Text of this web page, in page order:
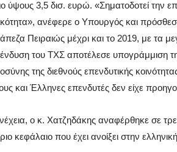
ύψους 3,5 δισ. ευρώ. «Σηματοδοτεί την
ανέφερε ο Υπουργός και
Πειραιώς μέχρι και το 2019, με
του ΤΧΣ αποτέλεσε υπογράμμιση
της διεθνούς επενδυτικής
και Έλληνες επενδυτές δεν είχε
ο κ. Χατζηδάκης αναφέρθηκε σε
κεφάλαιο που έχει ανοίξει στην